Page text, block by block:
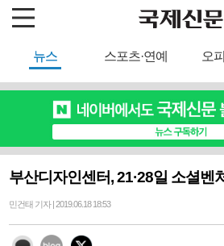
뉴스 스포츠·연예 오
부산디자인센터, 21·28일 소셜벤
민건태 기자 | 2019.06.18 18:53